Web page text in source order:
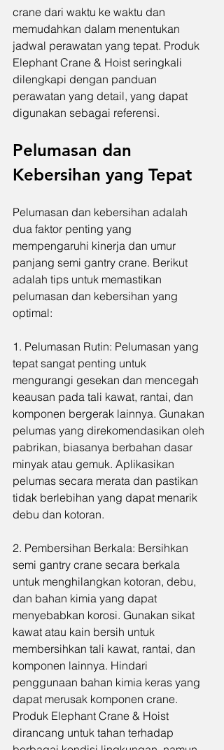
crane dari waktu ke waktu dan
memudahkan dalam menentukan
jadwal perawatan yang tepat. Produk
Elephant Crane & Hoist seringkali
dilengkapi dengan panduan
perawatan yang detail, yang dapat
digunakan sebagai referensi.
Pelumasan dan
Kebersihan yang Tepat
Pelumasan dan kebersihan adalah
dua faktor penting yang
mempengaruhi kinerja dan umur
panjang semi gantry crane. Berikut
adalah tips untuk memastikan
pelumasan dan kebersihan yang
optimal:
1. Pelumasan Rutin: Pelumasan yang
tepat sangat penting untuk
mengurangi gesekan dan mencegah
keausan pada tali kawat, rantai, dan
komponen bergerak lainnya. Gunakan
pelumas yang direkomendasikan oleh
pabrikan, biasanya berbahan dasar
minyak atau gemuk. Aplikasikan
pelumas secara merata dan pastikan
tidak berlebihan yang dapat menarik
debu dan kotoran.
2. Pembersihan Berkala: Bersihkan
semi gantry crane secara berkala
untuk menghilangkan kotoran, debu,
dan bahan kimia yang dapat
menyebabkan korosi. Gunakan sikat
kawat atau kain bersih untuk
membersihkan tali kawat, rantai, dan
komponen lainnya. Hindari
penggunaan bahan kimia keras yang
dapat merusak komponen crane.
Produk Elephant Crane & Hoist
dirancang untuk tahan terhadap